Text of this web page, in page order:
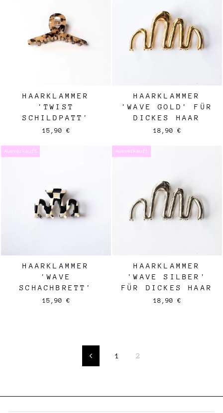
HAARKLAMMER
'TWIST
SCHILDPATT'
15,90 €
HAARKLAMMER
'WAVE GOLD' FÜR
DICKES HAAR
18,90 €
Ausverkauft
HAARKLAMMER
'WAVE
SCHACHBRETT'
15,90 €
Ausverkauft
HAARKLAMMER
'WAVE SILBER'
FÜR DICKES HAAR
18,90 €
Zurück1 2